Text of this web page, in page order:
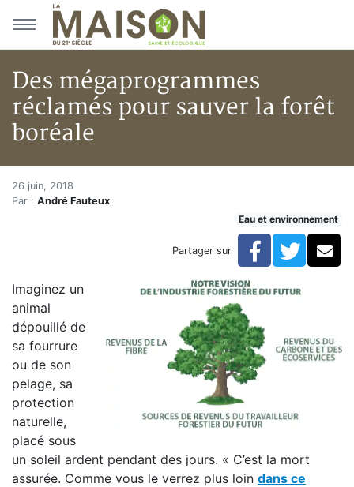
Aller au menu principal
Aller au contenu principal
Des mégaprogrammes
réclamés pour sauver la forêt
boréale
Accueil
Articles
Des mégaprogrammes réclamés pour sauver la forêt
Des mégaprogrammes
26 juin, 2018
Par : André Fauteux
Eau et environnement
Partager sur Facebook
Imaginez un
animal
dépouillé de
sa fourrure
ou de son
pelage, sa
protection
naturelle,
placé sous
un soleil ardent pendant des jours. « C’est la mort
assurée. Comme vous le verrez plus loin dans ce